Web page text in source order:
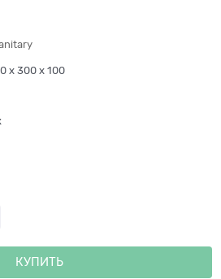
x 300 x 100
КУПИТЬ